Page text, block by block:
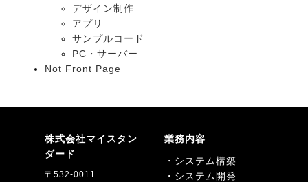
デザイン制作
アプリ
サンプルコード
PC・サーバー
Not Front Page
株式会社マイスタン
ダード
〒532-0011
業務内容
・システム構築
・システム開発